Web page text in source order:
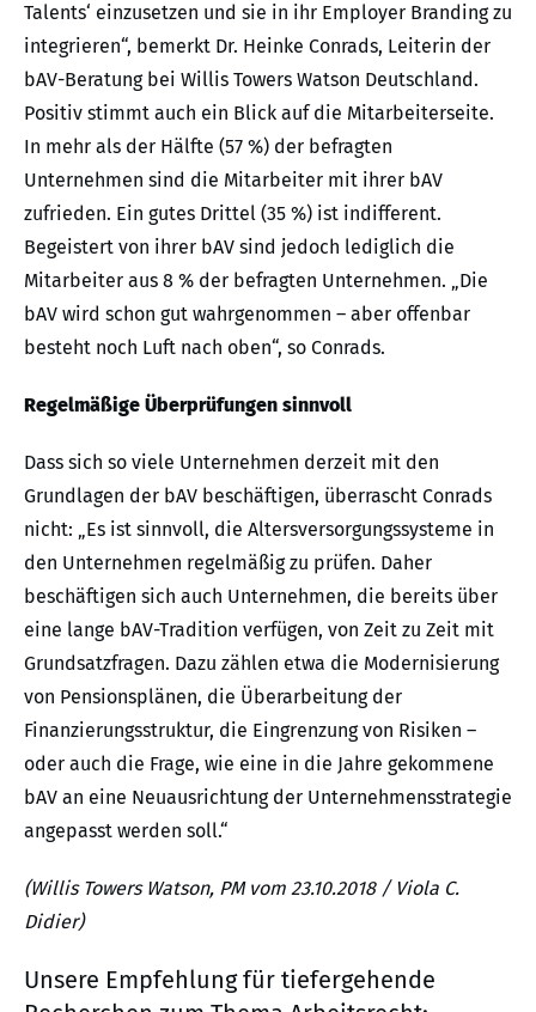
Talents‘ einzusetzen und sie in ihr Employer Branding zu
integrieren“, bemerkt Dr. Heinke Conrads, Leiterin der
bAV-Beratung bei Willis Towers Watson Deutschland.
Positiv stimmt auch ein Blick auf die Mitarbeiterseite.
In mehr als der Hälfte (57 %) der befragten
Unternehmen sind die Mitarbeiter mit ihrer bAV
zufrieden. Ein gutes Drittel (35 %) ist indifferent.
Begeistert von ihrer bAV sind jedoch lediglich die
Mitarbeiter aus 8 % der befragten Unternehmen. „Die
bAV wird schon gut wahrgenommen – aber offenbar
besteht noch Luft nach oben“, so Conrads.
Regelmäßige Überprüfungen sinnvoll
Dass sich so viele Unternehmen derzeit mit den
Grundlagen der bAV beschäftigen, überrascht Conrads
nicht: „Es ist sinnvoll, die Altersversorgungssysteme in
den Unternehmen regelmäßig zu prüfen. Daher
beschäftigen sich auch Unternehmen, die bereits über
eine lange bAV-Tradition verfügen, von Zeit zu Zeit mit
Grundsatzfragen. Dazu zählen etwa die Modernisierung
von Pensionsplänen, die Überarbeitung der
Finanzierungsstruktur, die Eingrenzung von Risiken –
oder auch die Frage, wie eine in die Jahre gekommene
bAV an eine Neuausrichtung der Unternehmensstrategie
angepasst werden soll.“
(Willis Towers Watson, PM vom 23.10.2018 / Viola C.
Didier)
Unsere Empfehlung für tiefergehende